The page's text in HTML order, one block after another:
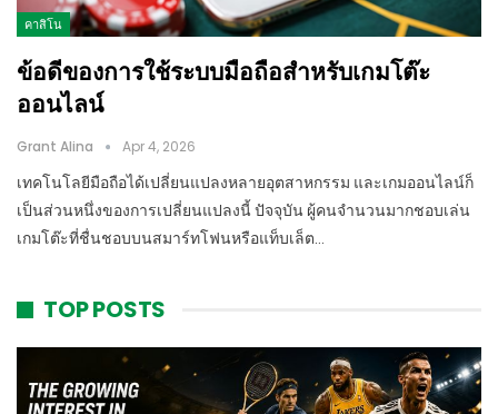
คาสิโน
ข้อดีของการใช้ระบบมือถือสำหรับเกมโต๊ะ
ออนไลน์
Grant Alina Apr 4, 2026
เทคโนโลยีมือถือได้เปลี่ยนแปลงหลายอุตสาหกรรม และเกมออนไลน์ก็
เป็นส่วนหนึ่งของการเปลี่ยนแปลงนี้ ปัจจุบัน ผู้คนจำนวนมากชอบเล่น
เกมโต๊ะที่ชื่นชอบบนสมาร์ทโฟนหรือแท็บเล็ต…
TOP POSTS